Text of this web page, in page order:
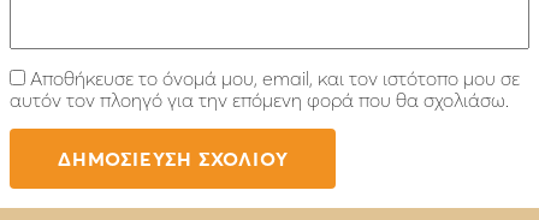
Αποθήκευσε το όνομά μου, email, και τον ιστότοπο μου σε
αυτόν τον πλοηγό για την επόμενη φορά που θα σχολιάσω.